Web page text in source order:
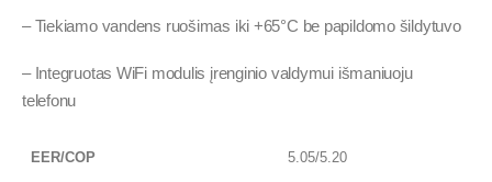
– Tiekiamo vandens ruošimas iki +65°C be papildomo šildytuvo
– Integruotas WiFi modulis įrenginio valdymui išmaniuoju
telefonu
EER/COP 5.05/5.20